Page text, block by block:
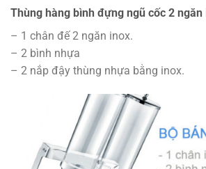
Thùng hàng bình đựng ngũ cốc 2 ngăn
– 1 chân đế 2 ngăn inox.
– 2 bình nhựa
– 2 nắp đậy thùng nhựa bằng inox.